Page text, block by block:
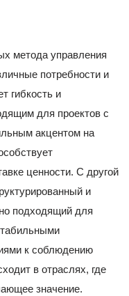
метода управления
потребности и
гибкость и
для проектов с
акцентом на
ценности. С другой
и
подходящий для
к соблюдению
в отраслях, где
значение.